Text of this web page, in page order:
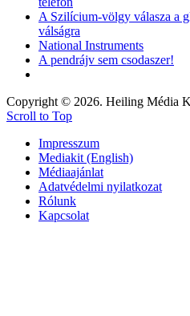
A Szilícium-völgy válasza a
válságra
National Instruments
A pendrájv sem csodaszer!
Copyright © 2026. Heiling Média
Scroll to Top
Impresszum
Mediakit (English)
Médiaajánlat
Adatvédelmi nyilatkozat
Rólunk
Kapcsolat